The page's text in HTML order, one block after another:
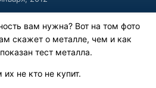
вам нужна? Вот на том фото
скажет о металле, чем и как
тест металла.
не кто не купит.